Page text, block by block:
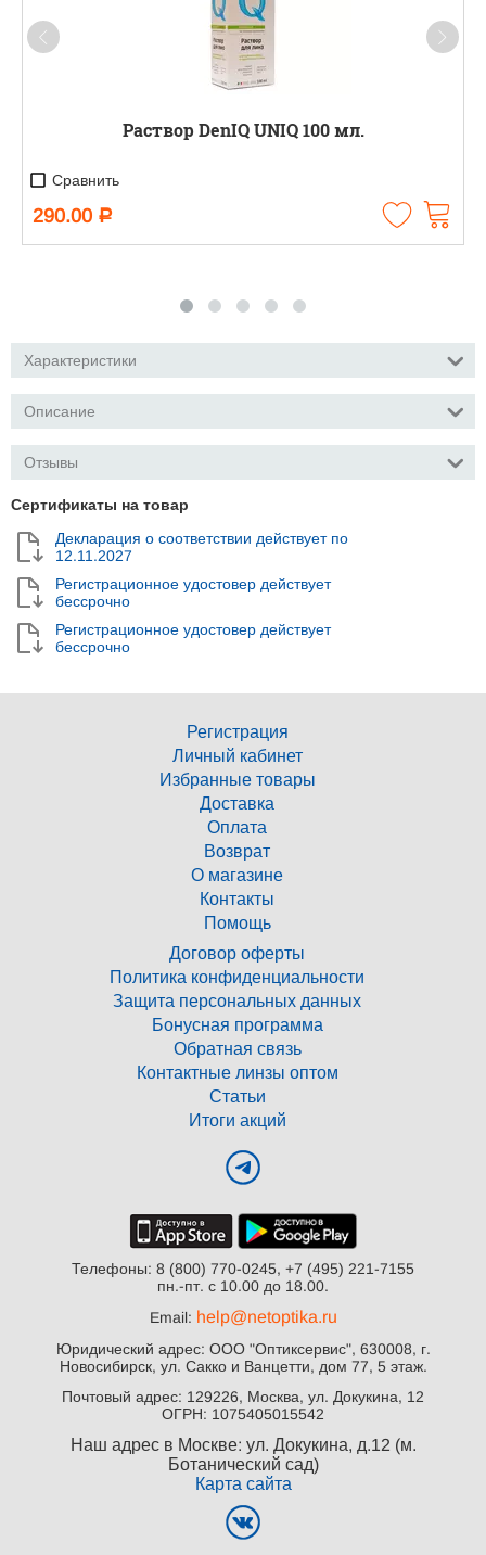
Раствор DenIQ UNIQ 100 мл.
Сравнить
290.00 Р
Характеристики
Описание
Отзывы
Сертификаты на товар
Декларация о соответствии действует по
12.11.2027
Регистрационное удостовер действует
бессрочно
Регистрационное удостовер действует
бессрочно
Регистрация
Личный кабинет
Избранные товары
Доставка
Оплата
Возврат
О магазине
Контакты
Помощь
Договор оферты
Политика конфиденциальности
Защита персональных данных
Бонусная программа
Обратная связь
Контактные линзы оптом
Статьи
Итоги акций
Телефоны: 8 (800) 770-0245, +7 (495) 221-7155
пн.-пт. с 10.00 до 18.00.
Email: help@netoptika.ru
Юридический адрес: ООО "Оптиксервис", 630008, г.
Новосибирск, ул. Сакко и Ванцетти, дом 77, 5 этаж.
Почтовый адрес: 129226, Москва, ул. Докукина, 12
ОГРН: 1075405015542
Наш адрес в Москве: ул. Докукина, д.12 (м.
Ботанический сад)
Карта сайта